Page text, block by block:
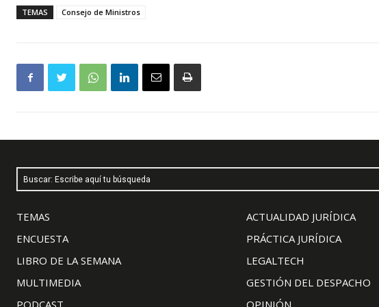
TEMAS Consejo de Ministros
Buscar: Escribe aquí tu búsqueda
TEMAS
ENCUESTA
LIBRO DE LA SEMANA
MULTIMEDIA
ACTUALIDAD JURÍDICA
PRÁCTICA JURÍDICA
LEGALTECH
GESTIÓN DEL DESPACHO